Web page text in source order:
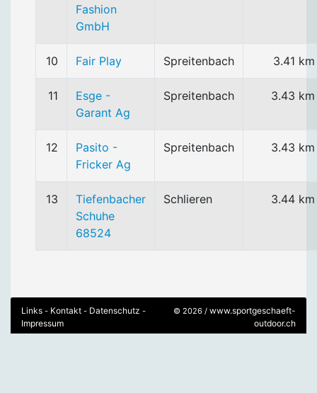
Fashion
GmbH
10 Fair Play Spreitenbach 3.41 km
11
Esge -
Garant Ag
Spreitenbach 3.43 km
12
Pasito -
Fricker Ag
Spreitenbach 3.43 km
13
Tiefenbacher
Schuhe
68524
Schlieren 3.44 km
Links - Kontakt - Datenschutz -
Impressum
© 2026 / www.sportgeschaeft-
outdoor.ch